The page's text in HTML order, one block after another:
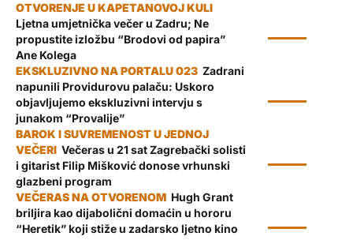
Ljetna umjetnička večer u Zadru; Ne
propustite izložbu “Brodovi od papira”
Ane Kolega
Zadrani
napunili Providurovu palaču: Uskoro
objavljujemo ekskluzivni intervju s
junakom “Provalije”
Večeras u 21 sat Zagrebački solisti
i gitarist Filip Mišković donose vrhunski
glazbeni program
Hugh Grant
briljira kao dijabolični domaćin u hororu
“Heretik” koji stiže u zadarsko ljetno kino